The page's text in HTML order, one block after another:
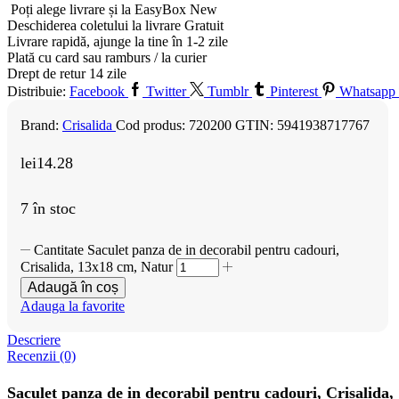
Poți alege livrare și la EasyBox New
Deschiderea coletului la livrare Gratuit
Livrare rapidă, ajunge la tine în 1-2 zile
Plată cu card sau ramburs / la curier
Drept de retur 14 zile
Distribuie: Facebook Twitter Tumblr Pinterest Whatsapp
Brand: Crisalida Cod produs: 720200 GTIN: 5941938717767
lei14.28
7 în stoc
Cantitate Saculet panza de in decorabil pentru cadouri,
Crisalida, 13x18 cm, Natur
Adaugă în coș
Adauga la favorite
Descriere
Recenzii (0)
Saculet panza de in decorabil pentru cadouri,